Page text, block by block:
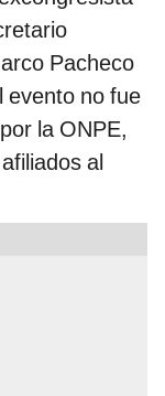
Pacheco
evento no fue
la ONPE,
al